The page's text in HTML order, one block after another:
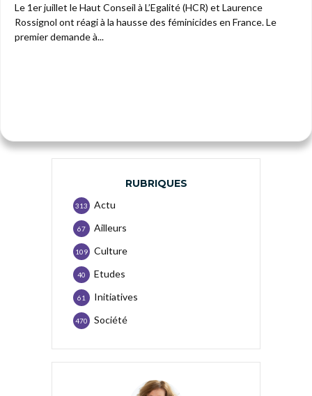
Le 1er juillet le Haut Conseil à L’Egalité (HCR) et Laurence
Rossignol ont réagi à la hausse des féminicides en France. Le
premier demande à...
RUBRIQUES
Actu
313
Ailleurs
67
Culture
109
Etudes
40
Initiatives
61
Société
470